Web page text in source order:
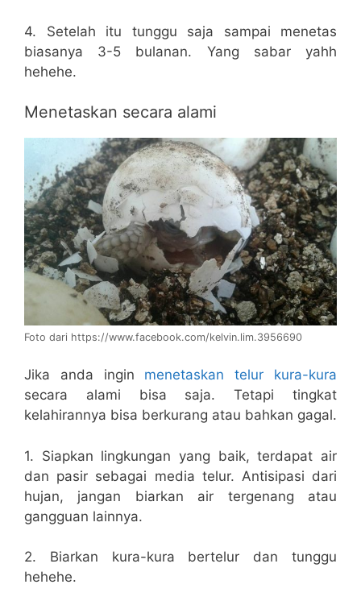
4. Setelah itu tunggu saja sampai menetas
biasanya 3-5 bulanan. Yang sabar yahh
hehehe.
Menetaskan secara alami
Foto dari https://www.facebook.com/kelvin.lim.3956690
Jika anda ingin menetaskan telur kura-kura
secara alami bisa saja. Tetapi tingkat
kelahirannya bisa berkurang atau bahkan gagal.
1. Siapkan lingkungan yang baik, terdapat air
dan pasir sebagai media telur. Antisipasi dari
hujan, jangan biarkan air tergenang atau
gangguan lainnya.
2. Biarkan kura-kura bertelur dan tunggu
hehehe.